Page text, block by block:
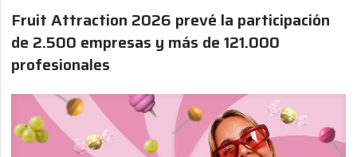
Fruit Attraction 2026 prevé la participación
de 2.500 empresas y más de 121.000
profesionales